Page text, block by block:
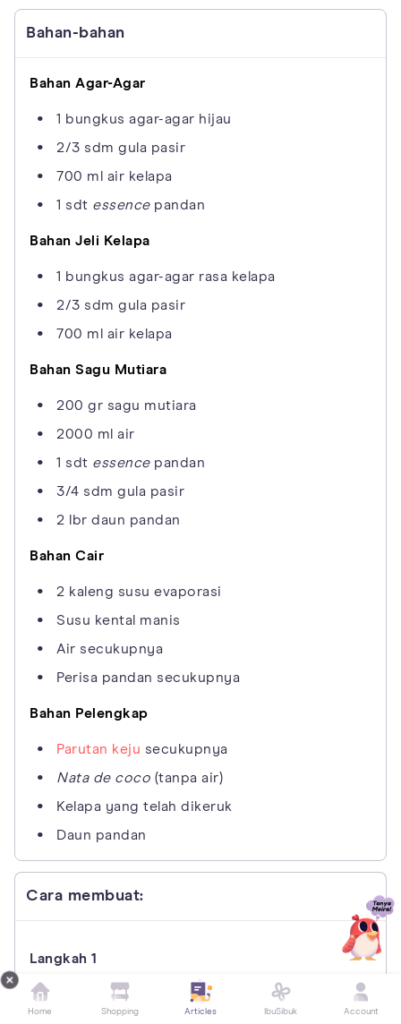
Bahan-bahan
Bahan Agar-Agar
1 bungkus agar-agar hijau
2/3 sdm gula pasir
700 ml air kelapa
1 sdt essencepandan
Bahan Jeli Kelapa
1 bungkus agar-agar rasa kelapa
2/3 sdm gula pasir
700 ml air kelapa
Bahan Sagu Mutiara
200 gr sagu mutiara
2000 ml air
1 sdt essencepandan
3/4 sdm gula pasir
2 lbr daun pandan
Bahan Cair
2 kaleng susu evaporasi
Susu kental manis
Air secukupnya
Perisa pandan secukupnya
Bahan Pelengkap
Parutan keju secukupnya
Nata de coco (tanpa air)
Kelapa yang telah dikeruk
Daun pandan
Cara membuat:
Siapkan semua bahan. Siapkan juga panci untuk
memasak agar-agar hijau dan jeli kelapa.
Home Shopping Articles IbuSibuk Account